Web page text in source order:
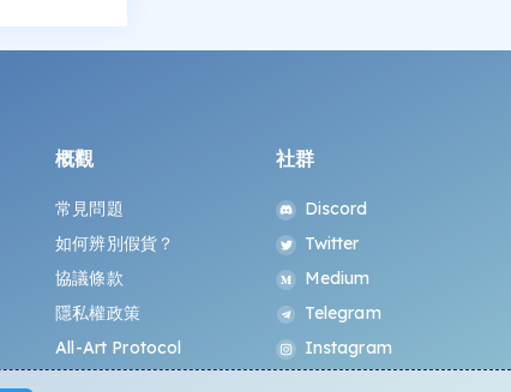
概觀
常見問題
如何辨別假貨？
協議條款
隱私權政策
All-Art Protocol
社群
Discord
Twitter
Medium
Telegram
Instagram